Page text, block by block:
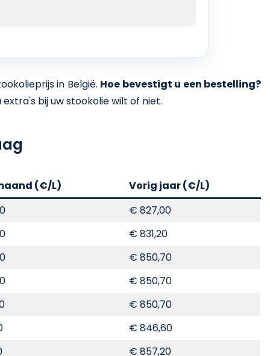
in België. Hoe bevestigt u een bestelling?
bij uw stookolie wilt of niet.
(€/L)
Vorig jaar (€/L)
€ 827,00
€ 831,20
€ 850,70
€ 850,70
€ 850,70
€ 846,60
€ 857,20